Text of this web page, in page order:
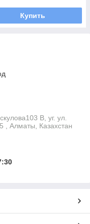
Купить
В, уг. ул.
, Алматы, Казахстан